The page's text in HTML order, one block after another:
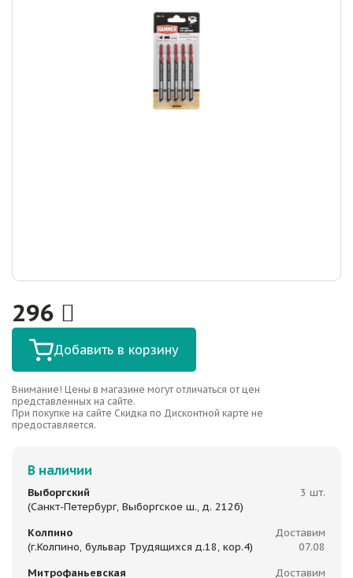
296
Добавить в корзину
Внимание! Цены в магазине могут отличаться от цен
представленных на сайте.
При покупке на сайте Скидка по Дисконтной карте не
предоставляется.
В наличии
Выборгский
(Санкт-Петербург, Выборгское ш., д. 212б)
3 шт.
Колпино
(г.Колпино, бульвар Трудящихся д.18, кор.4)
Доставим
07.08
Митрофаньевская
Доставим